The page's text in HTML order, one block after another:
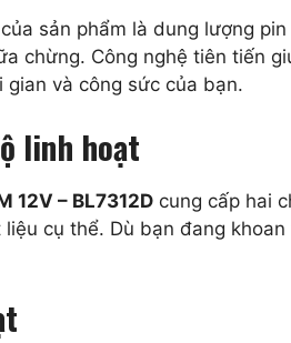
sản phẩm là dung lượng
chừng. Công nghệ tiên tiến
và công sức của bạn.
linh hoạt
12V – BL7312D cung cấp hai
cụ thể. Dù bạn đang